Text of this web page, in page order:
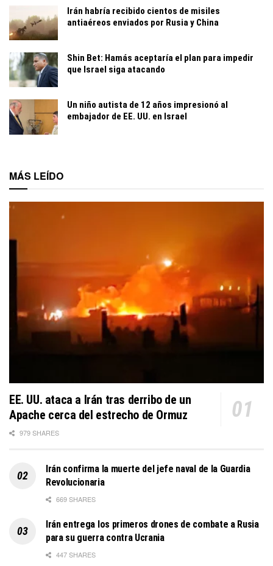
Irán habría recibido cientos de misiles
antiaéreos enviados por Rusia y China
Shin Bet: Hamás aceptaría el plan para impedir
que Israel siga atacando
Un niño autista de 12 años impresionó al
embajador de EE. UU. en Israel
MÁS LEÍDO
EE. UU. ataca a Irán tras derribo de un
Apache cerca del estrecho de Ormuz
979 SHARES
Irán confirma la muerte del jefe naval de la Guardia
Revolucionaria
669 SHARES
Irán entrega los primeros drones de combate a Rusia
para su guerra contra Ucrania
447 SHARES